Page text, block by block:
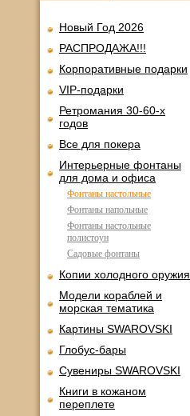
Новый Год 2026
РАСПРОДАЖА!!!
Корпоративные подарки
VIP-подарки
Ретромания 30-60-х
годов
Все для покера
Интерьерные фонтаны
для дома и офиса
Фонтаны настольные
Фонтаны напольные
Фонтаны настольные
полистоун
Садовые фонтаны
Копии холодного оружия
Модели кораблей и
морская тематика
Картины SWAROVSKI
Глобус-бары
Сувениры SWAROVSKI
Книги в кожаном
переплете